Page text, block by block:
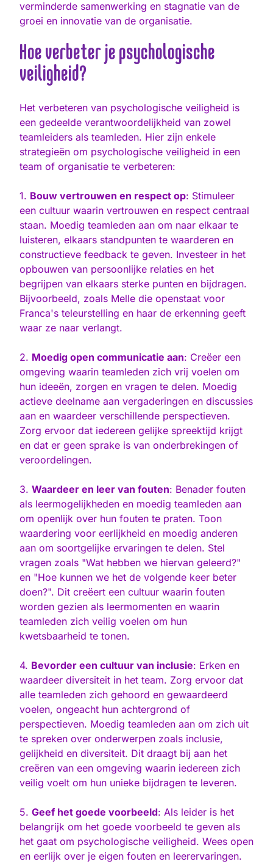
verminderde samenwerking en stagnatie van de
groei en innovatie van de organisatie.
Hoe verbeter je psychologische
veiligheid?
Het verbeteren van psychologische veiligheid is
een gedeelde verantwoordelijkheid van zowel
teamleiders als teamleden. Hier zijn enkele
strategieën om psychologische veiligheid in een
team of organisatie te verbeteren:
1. Bouw vertrouwen en respect op: Stimuleer
een cultuur waarin vertrouwen en respect centraal
staan. Moedig teamleden aan om naar elkaar te
luisteren, elkaars standpunten te waarderen en
constructieve feedback te geven. Investeer in het
opbouwen van persoonlijke relaties en het
begrijpen van elkaars sterke punten en bijdragen.
Bijvoorbeeld, zoals Melle die openstaat voor
Franca's teleurstelling en haar de erkenning geeft
waar ze naar verlangt.
2. Moedig open communicatie aan: Creëer een
omgeving waarin teamleden zich vrij voelen om
hun ideeën, zorgen en vragen te delen. Moedig
actieve deelname aan vergaderingen en discussies
aan en waardeer verschillende perspectieven.
Zorg ervoor dat iedereen gelijke spreektijd krijgt
en dat er geen sprake is van onderbrekingen of
veroordelingen.
3. Waardeer en leer van fouten: Benader fouten
als leermogelijkheden en moedig teamleden aan
om openlijk over hun fouten te praten. Toon
waardering voor eerlijkheid en moedig anderen
aan om soortgelijke ervaringen te delen. Stel
vragen zoals "Wat hebben we hiervan geleerd?"
en "Hoe kunnen we het de volgende keer beter
doen?". Dit creëert een cultuur waarin fouten
worden gezien als leermomenten en waarin
teamleden zich veilig voelen om hun
kwetsbaarheid te tonen.
4. Bevorder een cultuur van inclusie: Erken en
waardeer diversiteit in het team. Zorg ervoor dat
alle teamleden zich gehoord en gewaardeerd
voelen, ongeacht hun achtergrond of
perspectieven. Moedig teamleden aan om zich uit
te spreken over onderwerpen zoals inclusie,
gelijkheid en diversiteit. Dit draagt bij aan het
creëren van een omgeving waarin iedereen zich
veilig voelt om hun unieke bijdragen te leveren.
5. Geef het goede voorbeeld: Als leider is het
belangrijk om het goede voorbeeld te geven als
het gaat om psychologische veiligheid. Wees open
en eerlijk over je eigen fouten en leerervaringen.